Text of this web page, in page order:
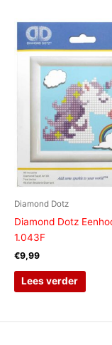
Diamond Dotz
Diamond Dotz
1.043F
€9,99
Lees verder